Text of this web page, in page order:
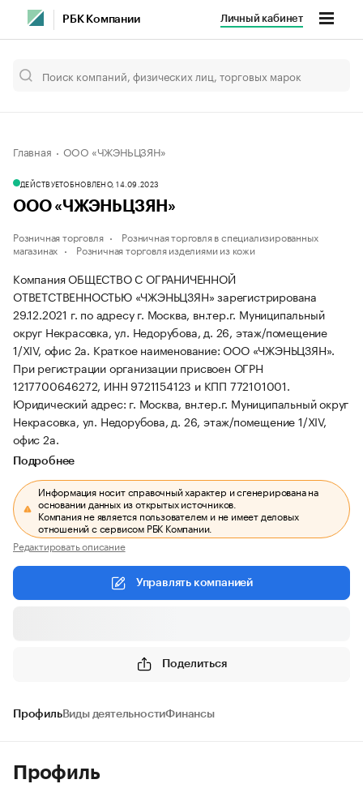
РБК Компании Личный кабинет
Главная ООО «ЧЖЭНЬЦЗЯН»
ДЕЙСТВУЕТОБНОВЛЕНО, 14.09.2023
ООО «ЧЖЭНЬЦЗЯН»
Розничная торговля
Розничная торговля в специализированных
магазинах
Розничная торговля изделиями из кожи
Компания ОБЩЕСТВО С ОГРАНИЧЕННОЙ
ОТВЕТСТВЕННОСТЬЮ «ЧЖЭНЬЦЗЯН» зарегистрирована
29.12.2021 г. по адресу г. Москва, вн.тер.г. Муниципальный
округ Некрасовка, ул. Недорубова, д. 26, этаж/помещение
1/XIV, офис 2а. Краткое наименование: ООО «ЧЖЭНЬЦЗЯН».
При регистрации организации присвоен ОГРН
1217700646272, ИНН 9721154123 и КПП 772101001.
Юридический адрес: г. Москва, вн.тер.г. Муниципальный округ
Некрасовка, ул. Недорубова, д. 26, этаж/помещение 1/XIV,
офис 2а.
Подробнее
Информация носит справочный характер и сгенерирована на
основании данных из открытых источников.
Компания не является пользователем и не имеет деловых
отношений с сервисом РБК Компании.
Редактировать описание
Управлять компанией
Поделиться
ПрофильВиды деятельностиФинансы
Профиль